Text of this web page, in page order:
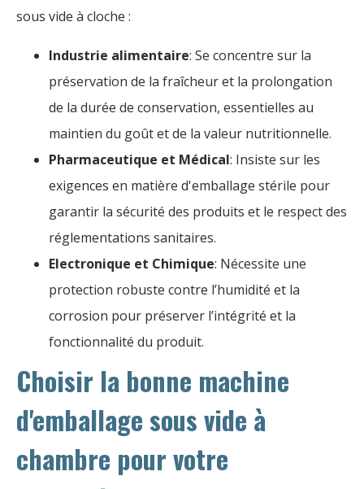
sous vide à cloche :
Industrie alimentaire: Se concentre sur la
préservation de la fraîcheur et la prolongation
de la durée de conservation, essentielles au
maintien du goût et de la valeur nutritionnelle.
Pharmaceutique et Médical: Insiste sur les
exigences en matière d'emballage stérile pour
garantir la sécurité des produits et le respect des
réglementations sanitaires.
Electronique et Chimique: Nécessite une
protection robuste contre l’humidité et la
corrosion pour préserver l’intégrité et la
fonctionnalité du produit.
Choisir la bonne machine
d'emballage sous vide à
chambre pour votre